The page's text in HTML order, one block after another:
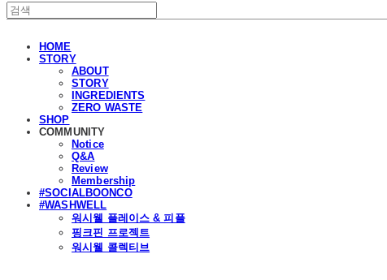
HOME
STORY
ABOUT
STORY
INGREDIENTS
ZERO WASTE
SHOP
COMMUNITY
Notice
Q&A
Review
Membership
#SOCIALBOONCO
#WASHWELL
워시웰 플레이스 & 피플
핑크핀 프로젝트
워시웰 콜렉티브